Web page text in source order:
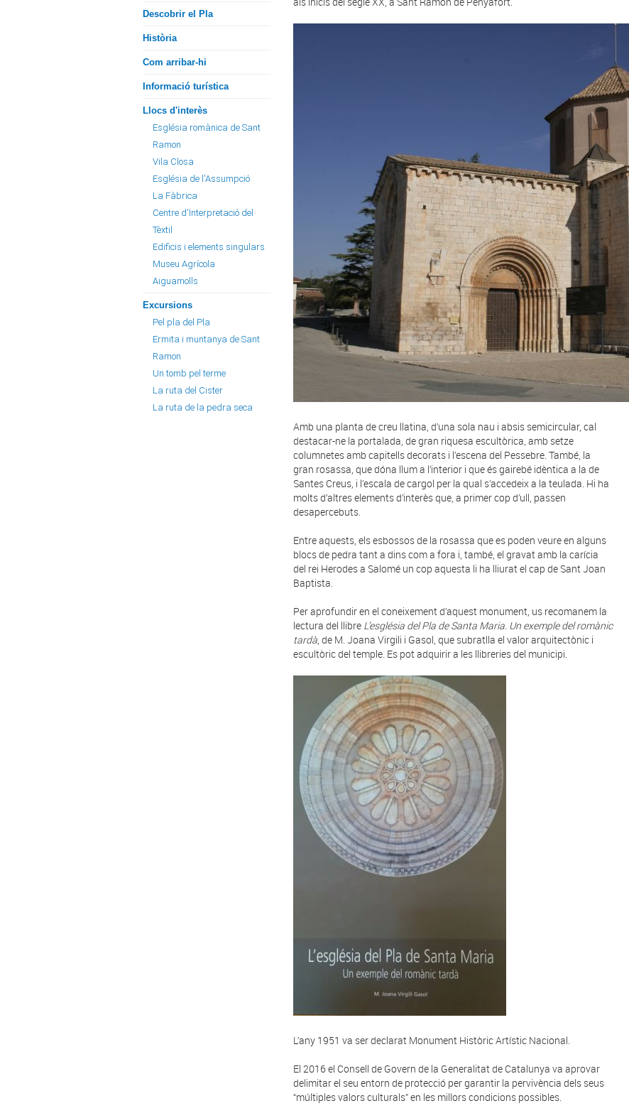
Descobrir el Pla
Història
Com arribar-hi
Informació turística
Llocs d'interès
Església romànica de Sant
Ramon
Vila Closa
Església de l'Assumpció
La Fàbrica
Centre d'Interpretació del
Tèxtil
Edificis i elements singulars
Museu Agrícola
Aiguamolls
Excursions
Pel pla del Pla
Ermita i muntanya de Sant
Ramon
Un tomb pel terme
La ruta del Cister
La ruta de la pedra seca
Amb una planta de creu llatina, d’una sola nau i absis semicircular, cal
destacar-ne la portalada, de gran riquesa escultòrica, amb setze
columnetes amb capitells decorats i l’escena del Pessebre. També, la
gran rosassa, que dóna llum a l’interior i que és gairebé idèntica a la de
Santes Creus, i l’escala de cargol per la qual s’accedeix a la teulada. Hi ha
molts d’altres elements d’interès que, a primer cop d’ull, passen
desapercebuts.
Entre aquests, els esbossos de la rosassa que es poden veure en alguns
blocs de pedra tant a dins com a fora i, també, el gravat amb la carícia
del rei Herodes a Salomé un cop aquesta li ha lliurat el cap de Sant Joan
Baptista.
Per aprofundir en el coneixement d’aquest monument, us recomanem la
lectura del llibre L’església del Pla de Santa Maria. Un exemple del romànic
tardà, de M. Joana Virgili i Gasol, que subratlla el valor arquitectònic i
escultòric del temple. Es pot adquirir a les llibreries del municipi.
L’any 1951 va ser declarat Monument Històric Artístic Nacional.
El 2016 el Consell de Govern de la Generalitat de Catalunya va aprovar
delimitar el seu entorn de protecció per garantir la pervivència dels seus
“múltiples valors culturals” en les millors condicions possibles.